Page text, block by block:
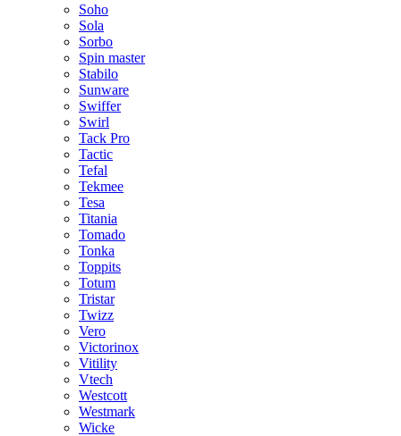
Soho
Sola
Sorbo
Spin master
Stabilo
Sunware
Swiffer
Swirl
Tack Pro
Tactic
Tefal
Tekmee
Tesa
Titania
Tomado
Tonka
Toppits
Totum
Tristar
Twizz
Vero
Victorinox
Vitility
Vtech
Westcott
Westmark
Wicke